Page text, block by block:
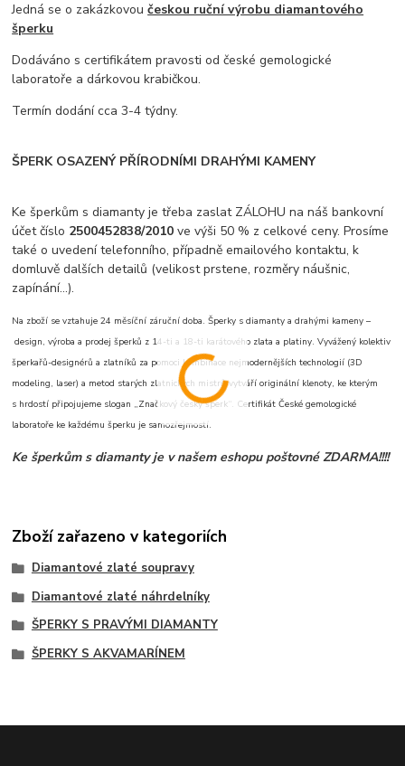
Jedná se o zakázkovoučeskou ruční výrobu diamantového
šperku
Dodáváno s certifikátem pravosti od české gemologické
laboratoře a dárkovou krabičkou.
Termín dodání cca 3-4 týdny.
ŠPERK OSAZENÝ PŘÍRODNÍMI DRAHÝMI KAMENY
Ke šperkům s diamanty je třeba zaslat ZÁLOHU na náš bankovní
účet číslo 2500452838/2010ve výši 50 % z celkové ceny. Prosíme
také o uvedení telefonního, případně emailového kontaktu, k
domluvě dalších detailů (velikost prstene, rozměry náušnic,
zapínání...).
Na zboží se vztahuje 24 měsíční záruční doba. Šperky s diamanty a drahými kameny –
design, výroba a prodej šperků z 14-ti a 18-ti karátového zlata a platiny. Vyvážený kolektiv
šperkařů-designérů a zlatníků za pomoci kombinace nejmodernějších technologií (3D
modeling, laser) a metod starých zlatnických mistrů vytváří originální klenoty, ke kterým
s hrdostí připojujeme slogan „Značkový český šperk“. Certifikát České gemologické
laboratoře ke každému šperku je samozřejmostí.
Ke šperkům s diamanty je v našem eshopu poštovné ZDARMA!!!!
Zboží zařazeno v kategoriích
Diamantové zlaté soupravy
Diamantové zlaté náhrdelníky
ŠPERKY S PRAVÝMI DIAMANTY
ŠPERKY S AKVAMARÍNEM